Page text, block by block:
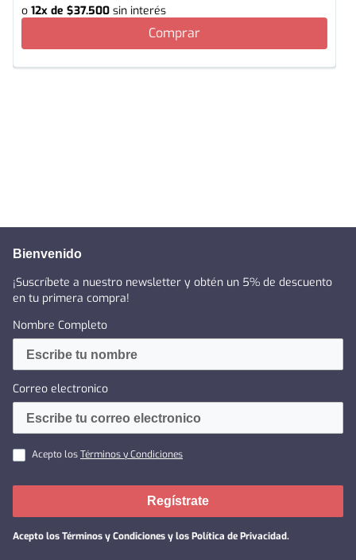
o 12x de $37.500 sin interés
Comprar
Bienvenido
¡Suscríbete a nuestro newsletter y obtén un 5% de descuento
en tu primera compra!
Nombre Completo
Correo electronico
Acepto losTérminos y Condiciones
Acepto losTérminos y Condiciones y los Política de Privacidad.
Regístrate